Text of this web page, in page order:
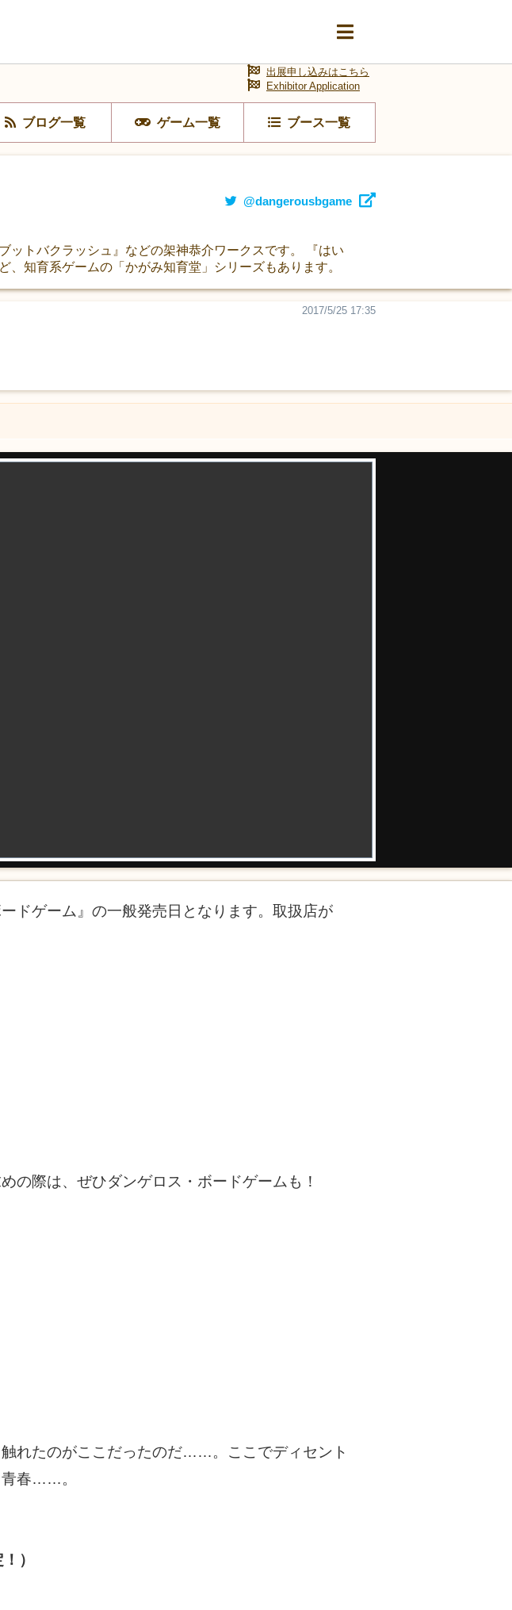
ブログ一覧 ゲーム一覧 ブース一覧
出展申し込みはこちら
Exhibitor Application
@dangerousbgame
ットバクラッシュ』などの架神恭介ワークスです。 『はい
知育系ゲームの「かがみ知育堂」シリーズもあります。
2017/5/25 17:35
ドゲーム』の一般発売日となります。取扱店が
の際は、ぜひダンゲロス・ボードゲームも！
れたのがここだったのだ……。ここでディセント
青春……。
）